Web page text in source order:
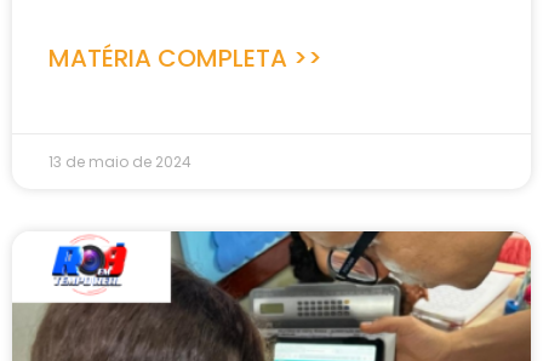
MATÉRIA COMPLETA >>
13 de maio de 2024